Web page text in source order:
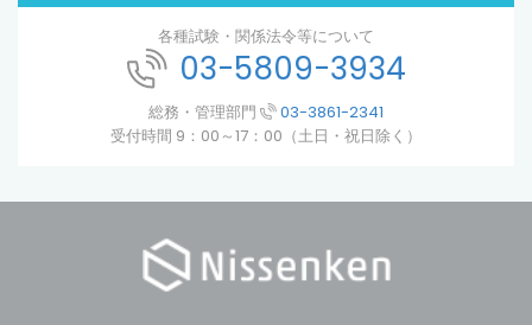
各種試験・関係法令等について
03-5809-3934
総務・管理部門
03-3861-2341
受付時間 9：00～17：00（土日・祝日除く）